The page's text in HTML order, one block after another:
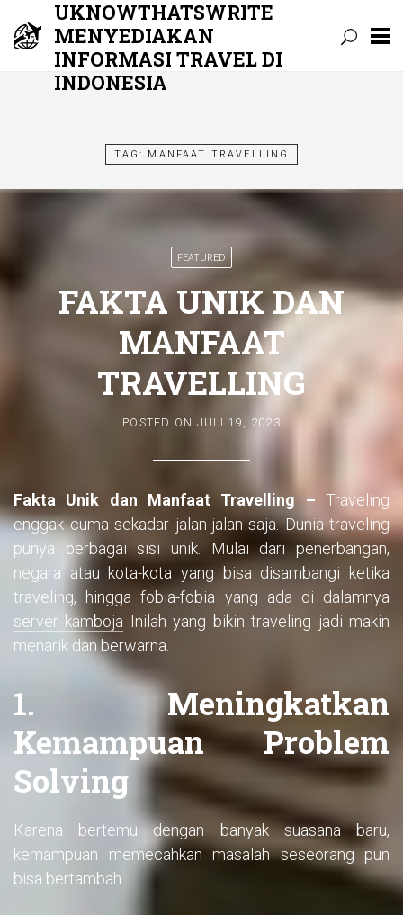
UKNOWTHATSWRITE
MENYEDIAKAN
INFORMASI TRAVEL DI
INDONESIA
TAG: MANFAAT TRAVELLING
FEATURED
FAKTA UNIK DAN
MANFAAT
TRAVELLING
POSTED ON JULI 19, 2023
Fakta Unik dan Manfaat Travelling – Traveling
enggak cuma sekadar jalan-jalan saja. Dunia traveling
punya berbagai sisi unik. Mulai dari penerbangan,
negara atau kota-kota yang bisa disambangi ketika
traveling, hingga fobia-fobia yang ada di dalamnya
server kamboja Inilah yang bikin traveling jadi makin
menarik dan berwarna.
1. Meningkatkan
Kemampuan Problem
Solving
Karena bertemu dengan banyak suasana baru,
kemampuan memecahkan masalah seseorang pun
bisa bertambah.